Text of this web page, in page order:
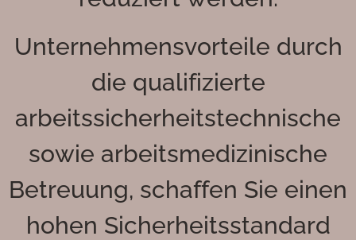
Unternehmensvorteile durch
die qualifizierte
arbeitssicherheitstechnische
sowie arbeitsmedizinische
Betreuung, schaffen Sie einen
hohen Sicherheitsstandard